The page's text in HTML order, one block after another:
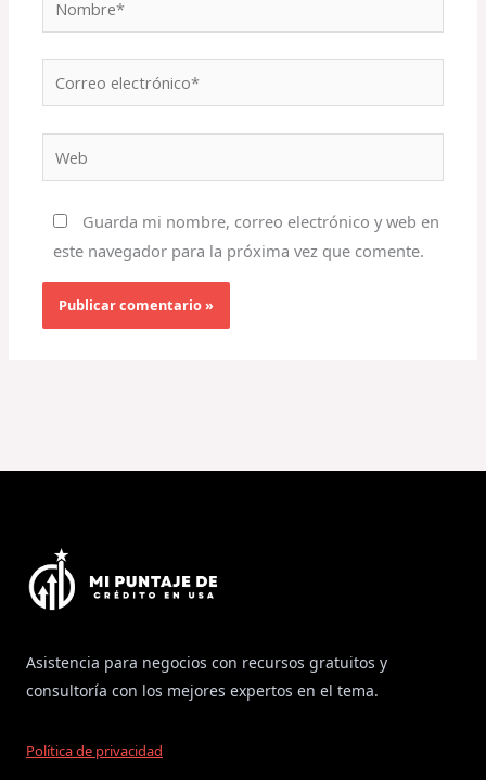
electrónico*
Guarda mi nombre, correo electrónico y web en
este navegador para la próxima vez que comente.
Asistencia para negocios con recursos gratuitos y
consultoría con los mejores expertos en el tema.
Política de privacidad